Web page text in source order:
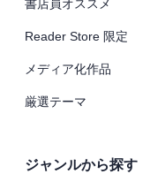
書店員オススメ
Reader Store 限定
メディア化作品
厳選テーマ
ジャンルから探す